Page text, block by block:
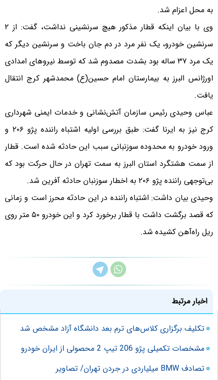
به محل اعزام شد.
وی با بیان اینکه قطار مذکور هیچ سرنشینی نداشت، گفت: از ۲
سرنشین خودرو، یک نفر مرد در دم جان باخت و سرنشین دیگر که
یک مرد ۳۷ ساله بود بشدت مصدوم شد که توسط نیروهای امدادی
اورژانس البرز به بیمارستان امام حسین(ع) محمدشهر کرج انتقال
یافت.
عباس وحیدی رئیس سازمان آتش‌نشانی و خدمات ایمنی شهرداری
کرج نیز به ایرنا گفت: طبق بررسی اولیه اشتباه راننده پژو ۲۰۶ و
ورود خودرو به محدوده سوزنبانی سبب این حادثه شده است. قطار
از سمت هشتگرد استان البرز به سمت تهران در حال حرکت بود که
بی‌توجهی راننده پژو ۲۰۶ به اخطار سوزنبان حادثه آفرین شد.
وحیدی بیان داشت: اشتباه راننده در این حادثه محرز است و زمانی
که قصد برگشت داشت با قطار برخورد کرد و این خودرو ۵۰ متر روی
ریل راه‌آهن کشیده شد.
اخبار مرتبط
تکلیف برگزاری کلاس‌های ترم بعد دانشگاه آزاد مشخص شد
مشخصات تکمیلی پژو 206 تیپ 2 محصولی از ایران خودرو
تصادف BMW میلیاردی در جردن تهران/ تصاویر